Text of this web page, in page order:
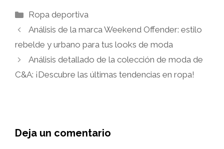
Categorías
Ropa deportiva
Análisis de la marca Weekend Offender: estilo
rebelde y urbano para tus looks de moda
Análisis detallado de la colección de moda de
C&A: ¡Descubre las últimas tendencias en ropa!
Deja un comentario